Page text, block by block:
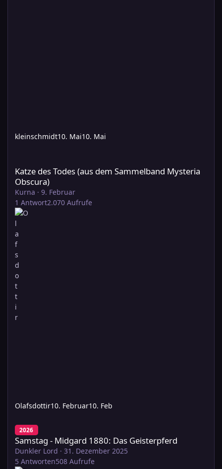
kleinschmidt10. Mai10. Mai
Katze des Todes (aus dem Sammelband Mysteria
Obscura)
Kurna · 9. Februar
1 Antwort2.070 Aufrufe
Olafsdottir10. Februar10. Feb
Samstag - Midgard 1880: Das Geisterpferd
2026
Samstag - Midgard 1880: Das Geisterpferd
Dunkler Lord · 31. Dezember 2025
5 Antworten508 Aufrufe